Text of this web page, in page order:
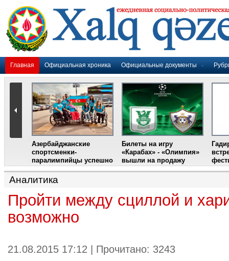
Главная Официальная хроника Официальные документы
Азербайджанские
спортсменки-
паралимпийцы успешно
выступили на III
Международном
фестивале парашютного
спорта
Билеты на игру
«Карабах» - «Олимпия»
вышли на продажу
Аналитика
Пройти между сциллой и
возможно
21.08.2015 17:12 | Прочитано: 3243